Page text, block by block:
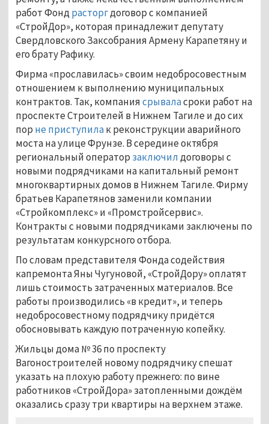
работ Фондрасторгдоговор с компанией
«СтройДор», которая принадлежит депутату
Свердловского Заксобрания Армену Карапетяну и
его брату Рафику.
Фирма «прославилась» своим недобросовестным
отношением к выполнению муниципальных
контрактов. Так, компаниясрываласроки работ на
проспекте Строителей в Нижнем Тагиле и до сих
пор не приступилак реконструкции аварийного
моста на улице Фрунзе. В середине октября
региональный оператор заключилдоговоры с
новыми подрядчиками на капитальный ремонт
многоквартирных домов в Нижнем Тагиле. Фирму
братьев Карапетянов заменили компании
«Стройкомплекс» и «Промстройсервис».
Контракты с новыми подрядчиками заключены по
результатам конкурсного отбора.
По словам представителя Фонда содействия
капремонта Яны Чугуновой, «СтройДору» оплатят
лишь стоимость затраченных материалов. Все
работы производились «в кредит», и теперь
недобросовестному подрядчику придётся
обосновывать каждую потраченную копейку.
Жильцы дома № 36 по проспекту
Вагоностроителей новому подрядчику спешат
указать на плохую работу прежнего: по вине
работников «СтройДора» затопленными дождём
оказались сразу три квартиры на верхнем этаже.